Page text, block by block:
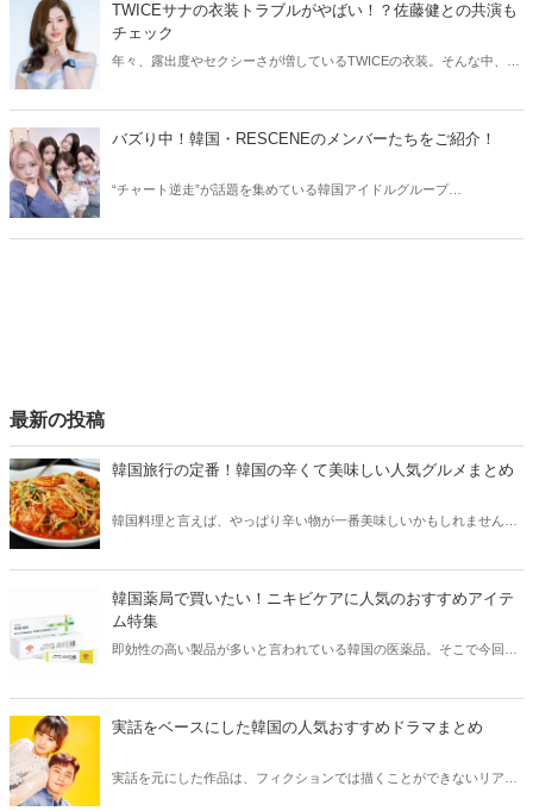
TWICEサナの衣装トラブルがやばい！？佐藤健との共演も
チェック
年々、露出度やセクシーさが増しているTWICEの衣装。そんな中、
バズり中！韓国・RESCENEのメンバーたちをご紹介！
“チャート逆走”が話題を集めている韓国アイドルグループ
最新の投稿
韓国旅行の定番！韓国の辛くて美味しい人気グルメまとめ
韓国料理と言えば、やっぱり辛い物が一番美味しいかもしれません。
方も必見です。
韓国薬局で買いたい！ニキビケアに人気のおすすめアイテ
ム特集
即効性の高い製品が多いと言われている韓国の医薬品。そこで今回は
う。
実話をベースにした韓国の人気おすすめドラマまとめ
実話を元にした作品は、フィクションでは描くことができないリアル